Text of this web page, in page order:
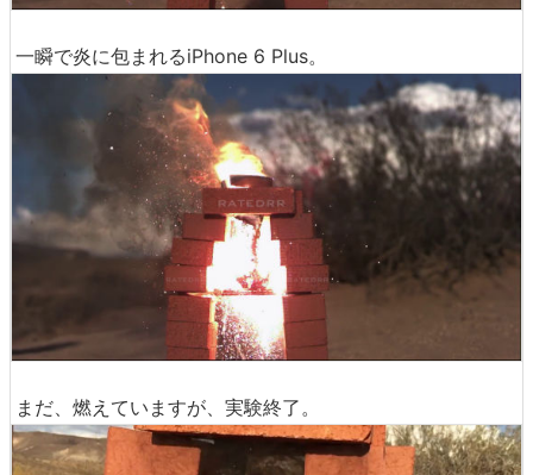
一瞬で炎に包まれるiPhone 6 Plus。
まだ、燃えていますが、実験終了。